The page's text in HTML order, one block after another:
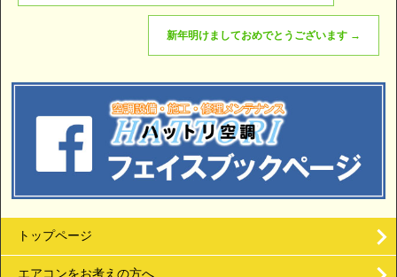
新年明けましておめでとうございます →
トップページ
エアコンをお考えの方へ